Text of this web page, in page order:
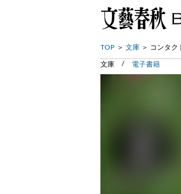
TOP 文庫 コンタク
文庫 電子書籍